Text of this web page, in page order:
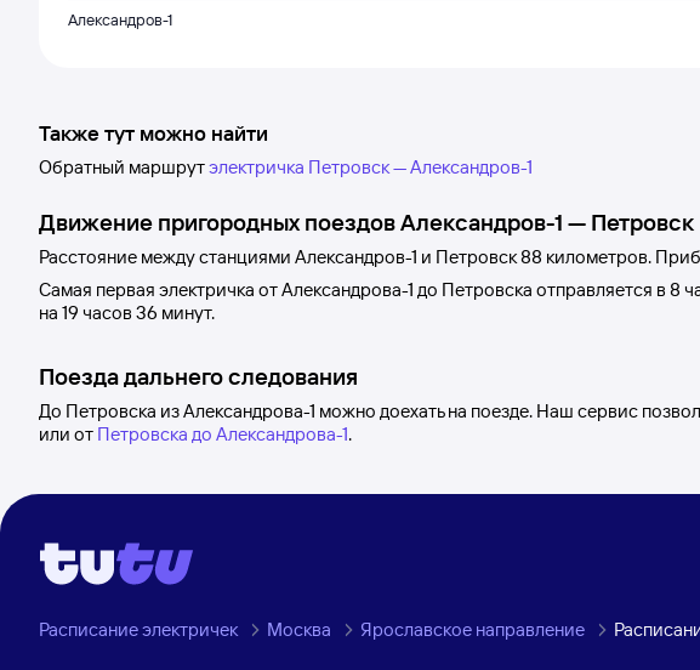
Александров-1
Также тут можно найти
Обратный маршрутэлектричка Петровск — Александров-1
Движение пригородных поездовАлександров-1 — Петровск
Расстояние между станциями Александров-1 и Петровск88 километров.
Самая первая электричка отАлександрова-1 до Петровска отправляется в 8
на 19 часов 36 минут.
Поезда дальнего следования
До Петровска из Александрова-1 можно доехать на поезде. Наш сервис
или от Петровска до Александрова-1.
Расписание электричек Москва Ярославское направление